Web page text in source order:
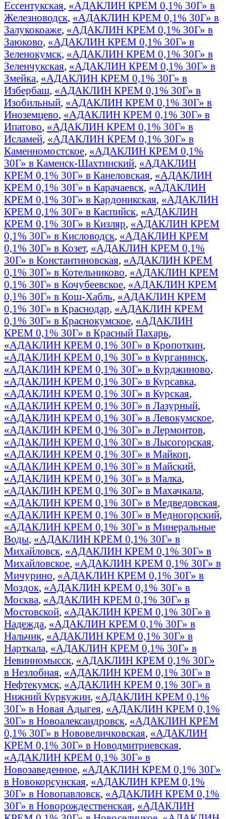
Ессентукская, «АДАКЛИН КРЕМ 0,1% 30Г» в
Железноводск, «АДАКЛИН КРЕМ 0,1% 30Г» в
Залукокоаже, «АДАКЛИН КРЕМ 0,1% 30Г» в
Заюково, «АДАКЛИН КРЕМ 0,1% 30Г» в
Зеленокумск, «АДАКЛИН КРЕМ 0,1% 30Г» в
Зеленчукская, «АДАКЛИН КРЕМ 0,1% 30Г» в
Змейка, «АДАКЛИН КРЕМ 0,1% 30Г» в
Избербаш, «АДАКЛИН КРЕМ 0,1% 30Г» в
Изобильный, «АДАКЛИН КРЕМ 0,1% 30Г» в
Иноземцево, «АДАКЛИН КРЕМ 0,1% 30Г» в
Ипатово, «АДАКЛИН КРЕМ 0,1% 30Г» в
Исламей, «АДАКЛИН КРЕМ 0,1% 30Г» в
Каменномостское, «АДАКЛИН КРЕМ 0,1%
30Г» в Каменск-Шахтинский, «АДАКЛИН
КРЕМ 0,1% 30Г» в Канеловская, «АДАКЛИН
КРЕМ 0,1% 30Г» в Карачаевск, «АДАКЛИН
КРЕМ 0,1% 30Г» в Кардоникская, «АДАКЛИН
КРЕМ 0,1% 30Г» в Каспийск, «АДАКЛИН
КРЕМ 0,1% 30Г» в Кизляр, «АДАКЛИН КРЕМ
0,1% 30Г» в Кисловодск, «АДАКЛИН КРЕМ
0,1% 30Г» в Козет, «АДАКЛИН КРЕМ 0,1%
30Г» в Константиновская, «АДАКЛИН КРЕМ
0,1% 30Г» в Котельниково, «АДАКЛИН КРЕМ
0,1% 30Г» в Кочубеевское, «АДАКЛИН КРЕМ
0,1% 30Г» в Кош-Хабль, «АДАКЛИН КРЕМ
0,1% 30Г» в Краснодар, «АДАКЛИН КРЕМ
0,1% 30Г» в Краснокумское, «АДАКЛИН
КРЕМ 0,1% 30Г» в Красный Пахарь,
«АДАКЛИН КРЕМ 0,1% 30Г» в Кропоткин,
«АДАКЛИН КРЕМ 0,1% 30Г» в Курганинск,
«АДАКЛИН КРЕМ 0,1% 30Г» в Курджиново,
«АДАКЛИН КРЕМ 0,1% 30Г» в Курсавка,
«АДАКЛИН КРЕМ 0,1% 30Г» в Курская,
«АДАКЛИН КРЕМ 0,1% 30Г» в Лазурный,
«АДАКЛИН КРЕМ 0,1% 30Г» в Левокумское,
«АДАКЛИН КРЕМ 0,1% 30Г» в Лермонтов,
«АДАКЛИН КРЕМ 0,1% 30Г» в Лысогорская,
«АДАКЛИН КРЕМ 0,1% 30Г» в Майкоп,
«АДАКЛИН КРЕМ 0,1% 30Г» в Майский,
«АДАКЛИН КРЕМ 0,1% 30Г» в Малка,
«АДАКЛИН КРЕМ 0,1% 30Г» в Махачкала,
«АДАКЛИН КРЕМ 0,1% 30Г» в Медведовская,
«АДАКЛИН КРЕМ 0,1% 30Г» в Медногорский,
«АДАКЛИН КРЕМ 0,1% 30Г» в Минеральные
Воды, «АДАКЛИН КРЕМ 0,1% 30Г» в
Михайловск, «АДАКЛИН КРЕМ 0,1% 30Г» в
Михайловское, «АДАКЛИН КРЕМ 0,1% 30Г» в
Мичурино, «АДАКЛИН КРЕМ 0,1% 30Г» в
Моздок, «АДАКЛИН КРЕМ 0,1% 30Г» в
Москва, «АДАКЛИН КРЕМ 0,1% 30Г» в
Мостовской, «АДАКЛИН КРЕМ 0,1% 30Г» в
Надежда, «АДАКЛИН КРЕМ 0,1% 30Г» в
Нальчик, «АДАКЛИН КРЕМ 0,1% 30Г» в
Нарткала, «АДАКЛИН КРЕМ 0,1% 30Г» в
Невинномысск, «АДАКЛИН КРЕМ 0,1% 30Г»
в Незлобная, «АДАКЛИН КРЕМ 0,1% 30Г» в
Нефтекумск, «АДАКЛИН КРЕМ 0,1% 30Г» в
Нижний Куркужин, «АДАКЛИН КРЕМ 0,1%
30Г» в Новая Адыгея, «АДАКЛИН КРЕМ 0,1%
30Г» в Новоалександровск, «АДАКЛИН КРЕМ
0,1% 30Г» в Нововеличковская, «АДАКЛИН
КРЕМ 0,1% 30Г» в Новодмитриевская,
«АДАКЛИН КРЕМ 0,1% 30Г» в
Новозаведенное, «АДАКЛИН КРЕМ 0,1% 30Г»
в Новокорсунская, «АДАКЛИН КРЕМ 0,1%
30Г» в Новопавловск, «АДАКЛИН КРЕМ 0,1%
30Г» в Новорождественская, «АДАКЛИН